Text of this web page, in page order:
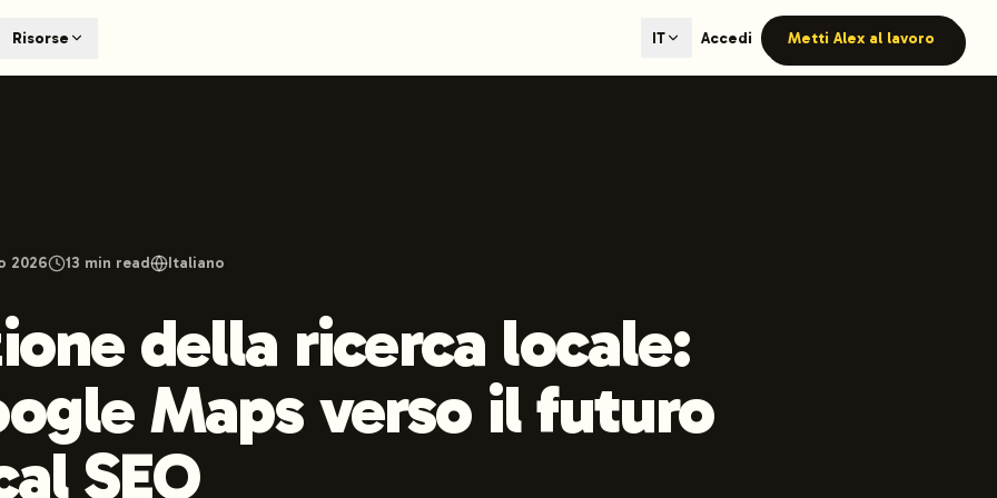
engines like ChatGPT, Claude, and Perplexity. Automated content generation with GEO optimization built-in.
hours.
Risorse IT Accedi Metti Alex al lavoro
2026 13 min read Italiano
della ricerca locale:
Maps verso il futuro
SEO